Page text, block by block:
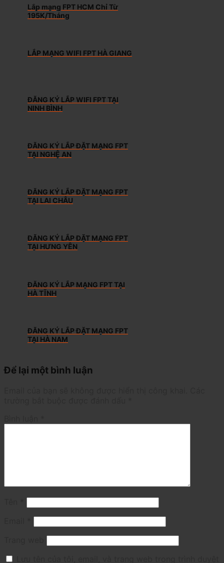
Lắp mạng FPT HCM Chỉ Từ
195K/Tháng
LẮP MẠNG WIFI FPT HÀ GIANG
ĐĂNG KÝ LẮP WIFI FPT TẠI
NINH BÌNH
ĐĂNG KÝ LẮP ĐẶT MẠNG FPT
TẠI NGHỆ AN
ĐĂNG KÝ LẮP ĐẶT MẠNG FPT
TẠI LAI CHÂU
ĐĂNG KÝ LẮP ĐẶT MẠNG FPT
TẠI HƯNG YÊN
ĐĂNG KÝ LẮP MẠNG FPT TẠI
HÀ TĨNH
ĐĂNG KÝ LẮP ĐẶT MẠNG FPT
TẠI HÀ NAM
Để lại một bình luận